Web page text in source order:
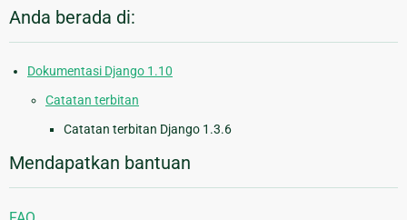
Anda berada di:
Dokumentasi Django 1.10
Catatan terbitan
Catatan terbitan Django 1.3.6
Mendapatkan bantuan